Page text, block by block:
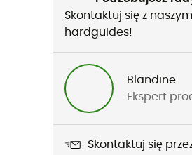
Materiały
[main] 100 % recycled polyester,
Skontaktuj się z
hardguides!
Blandine
Ekspert
Skontaktuj się